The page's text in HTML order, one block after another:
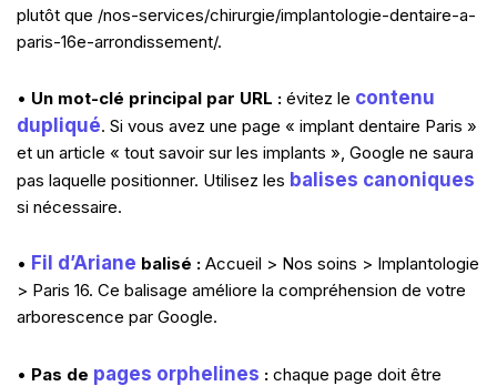
plutôt que /nos-services/chirurgie/implantologie-dentaire-a-
paris-16e-arrondissement/.
• Un mot-clé principal par URL : évitez le contenu
dupliqué. Si vous avez une page « implant dentaire Paris »
et un article « tout savoir sur les implants », Google ne saura
pas laquelle positionner. Utilisez les balises canoniques
si nécessaire.
• Fil d’Ariane balisé : Accueil > Nos soins > Implantologie
> Paris 16. Ce balisage améliore la compréhension de votre
arborescence par Google.
• Pas de pages orphelines : chaque page doit être